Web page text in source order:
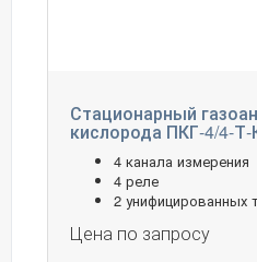
Стационарный
кислорода ПКГ-4/4-Т-
4 канала измерения
4 реле
2 унифицированных
Цена по запросу